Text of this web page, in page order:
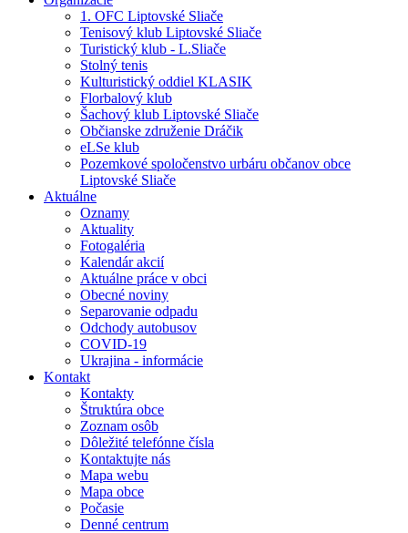
1. OFC Liptovské Sliače
Tenisový klub Liptovské Sliače
Turistický klub - L.Sliače
Stolný tenis
Kulturistický oddiel KLASIK
Florbalový klub
Šachový klub Liptovské Sliače
Občianske združenie Dráčik
eLSe klub
Pozemkové spoločenstvo urbáru občanov obce
Liptovské Sliače
Aktuálne
Oznamy
Aktuality
Fotogaléria
Kalendár akcií
Aktuálne práce v obci
Obecné noviny
Separovanie odpadu
Odchody autobusov
COVID-19
Ukrajina - informácie
Kontakt
Kontakty
Štruktúra obce
Zoznam osôb
Dôležité telefónne čísla
Kontaktujte nás
Mapa webu
Mapa obce
Počasie
Denné centrum